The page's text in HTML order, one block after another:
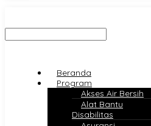
Beranda
Program
Akses Air Bersih
Alat Bantu
Disabilitas